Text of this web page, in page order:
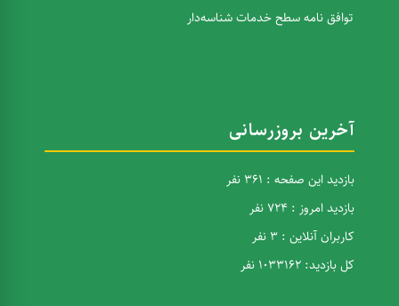
توافق نامه سطح خدمات شناسه‌دار
آخرین بروزرسانی
بازدید این صفحه : 361 نفر
بازدید امروز : 724 نفر
کاربران آنلاین : 3 نفر
کل بازدید: 1033162 نفر